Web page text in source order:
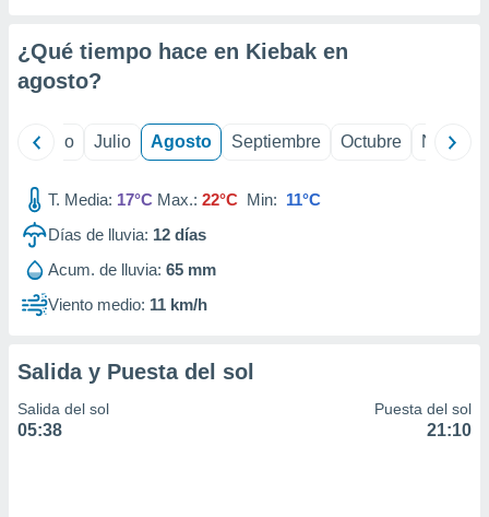
e
mediante
publicidad
publicidad
de
1199
¿Qué tiempo hace en Kiebak en
agosto?
Junio Julio Agosto Septiembre Octubre
T. Media: 17°C Max.: 22°C Min: 11°C
Días de lluvia: 12 días
Acum. de lluvia: 65 mm
Viento medio: 11 km/h
Salida y Puesta del sol
Salida del sol
05:38
Puesta del sol
21:10